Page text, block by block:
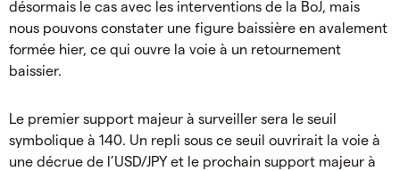
désormais le cas avec les interventions de la BoJ, mais
nous pouvons constater une figure baissière en avalement
formée hier, ce qui ouvre la voie à un retournement
baissier.
Le premier support majeur à surveiller sera le seuil
symbolique à 140. Un repli sous ce seuil ouvrirait la voie à
une décrue de l’USD/JPY et le prochain support majeur à